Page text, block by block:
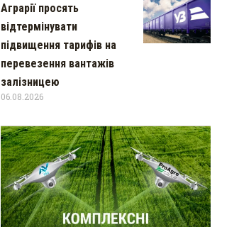
Аграрії просять
відтермінувати
підвищення тарифів на
перевезення вантажів
залізницею
06.08.2026